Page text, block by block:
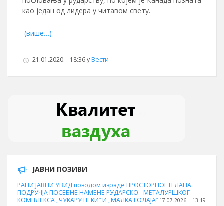
као један од лидера у читавом свету.
(више…)
21.01.2020. - 18:36уВести
ЈАВНИ ПОЗИВИ
РАНИ ЈАВНИ УВИД поводом израде ПРОСТОРНОГ П ЛАНА
ПОДРУЧЈА ПОСЕБНЕ НАМЕНЕ РУДАРСКО - МЕТАЛУРШКОГ
КОМПЛЕКСА „ЧУКАРУ ПЕКИ” И „МАЛКА ГОЛАЈА” 17.07.2026. - 13:19